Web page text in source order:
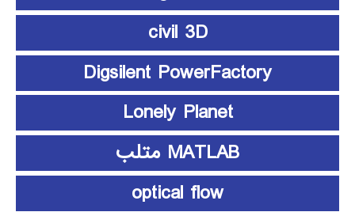
civil 3D
Digsilent PowerFactory
Lonely Planet
MATLAB متلب
optical flow